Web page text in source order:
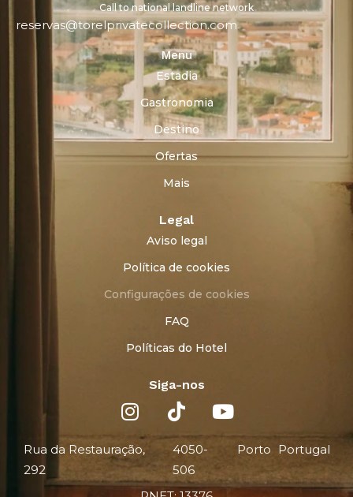
Call to national landline network
reservas@torelprivatecollection.com
Menu
Estadia
Gastronomia
Destino
Ofertas
Mais
Legal
Aviso legal
Política de cookies
Configurações de cookies
FAQ
Políticas do Hotel
Siga-nos
Rua da Restauração,
292
4050-
506
Porto Portugal